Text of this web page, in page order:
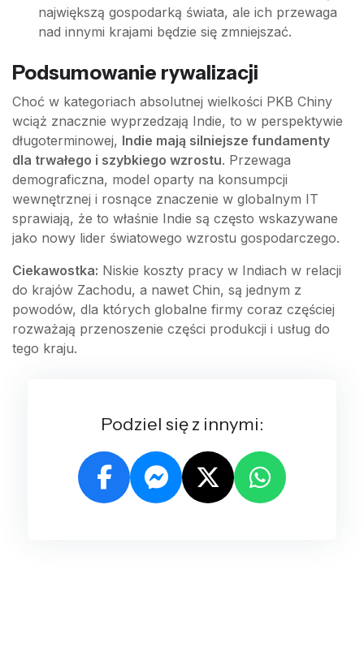
największą gospodarką świata, ale ich przewaga
nad innymi krajami będzie się zmniejszać.
Podsumowanie rywalizacji
Choć w kategoriach absolutnej wielkości PKB Chiny
wciąż znacznie wyprzedzają Indie, to w perspektywie
długoterminowej, Indie mają silniejsze fundamenty
dla trwałego i szybkiego wzrostu. Przewaga
demograficzna, model oparty na konsumpcji
wewnętrznej i rosnące znaczenie w globalnym IT
sprawiają, że to właśnie Indie są często wskazywane
jako nowy lider światowego wzrostu gospodarczego.
Ciekawostka: Niskie koszty pracy w Indiach w relacji
do krajów Zachodu, a nawet Chin, są jednym z
powodów, dla których globalne firmy coraz częściej
rozważają przenoszenie części produkcji i usług do
tego kraju.
Podziel się z innymi: